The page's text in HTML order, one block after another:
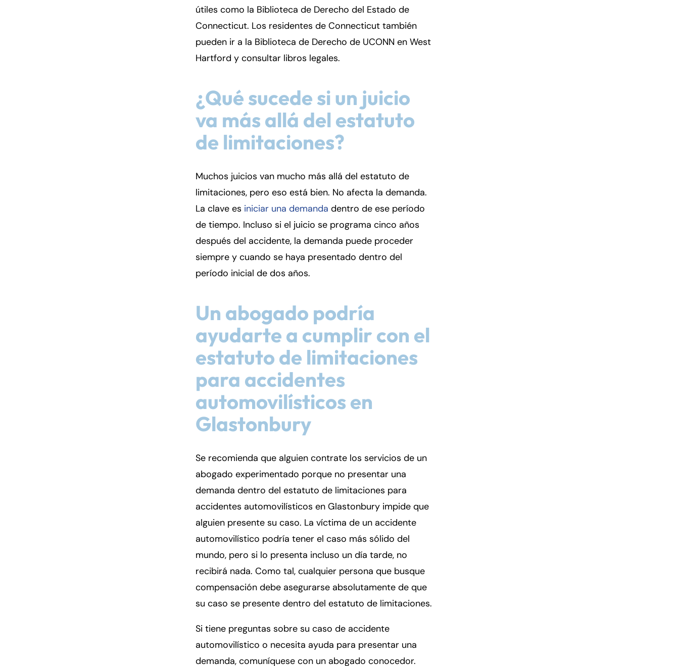
útiles como la Biblioteca de Derecho del Estado de
Connecticut. Los residentes de Connecticut también
pueden ir a la Biblioteca de Derecho de UCONN en West
Hartford y consultar libros legales.
¿Qué sucede si un juicio
va más allá del estatuto
de limitaciones?
Muchos juicios van mucho más allá del estatuto de
limitaciones, pero eso está bien. No afecta la demanda.
La clave es iniciar una demanda dentro de ese período
de tiempo. Incluso si el juicio se programa cinco años
después del accidente, la demanda puede proceder
siempre y cuando se haya presentado dentro del
período inicial de dos años.
Un abogado podría
ayudarte a cumplir con el
estatuto de limitaciones
para accidentes
automovilísticos en
Glastonbury
Se recomienda que alguien contrate los servicios de un
abogado experimentado porque no presentar una
demanda dentro del estatuto de limitaciones para
accidentes automovilísticos en Glastonbury impide que
alguien presente su caso. La víctima de un accidente
automovilístico podría tener el caso más sólido del
mundo, pero si lo presenta incluso un día tarde, no
recibirá nada. Como tal, cualquier persona que busque
compensación debe asegurarse absolutamente de que
su caso se presente dentro del estatuto de limitaciones.
Si tiene preguntas sobre su caso de accidente
automovilístico o necesita ayuda para presentar una
demanda, comuníquese con un abogado conocedor.